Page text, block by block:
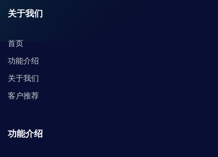
关于我们
首页
功能介绍
关于我们
客户推荐
功能介绍